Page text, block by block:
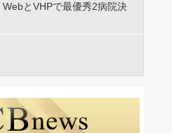
WebとVHPで最優秀2病院決